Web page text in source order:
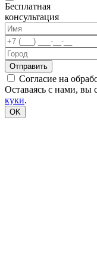
Бесплатная
консультация
Согласие на
Оставаясь с нами, вы
куки.
OK